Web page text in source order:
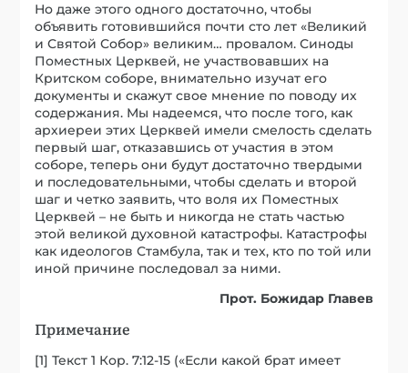
Но даже этого одного достаточно, чтобы
объявить готовившийся почти сто лет «Великий
и Святой Собор» великим… провалом. Синоды
Поместных Церквей, не участвовавших на
Критском соборе, внимательно изучат его
документы и скажут свое мнение по поводу их
содержания. Мы надеемся, что после того, как
архиереи этих Церквей имели смелость сделать
первый шаг, отказавшись от участия в этом
соборе, теперь они будут достаточно твердыми
и последовательными, чтобы сделать и второй
шаг и четко заявить, что воля их Поместных
Церквей – не быть и никогда не стать частью
этой великой духовной катастрофы. Катастрофы
как идеологов Стамбула, так и тех, кто по той или
иной причине последовал за ними.
Прот. Божидар Главев
Примечание
[1] Текст 1 Кор. 7:12-15 («Если какой брат имеет